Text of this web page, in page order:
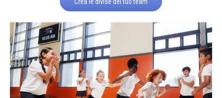
Crea le divise del tuo team